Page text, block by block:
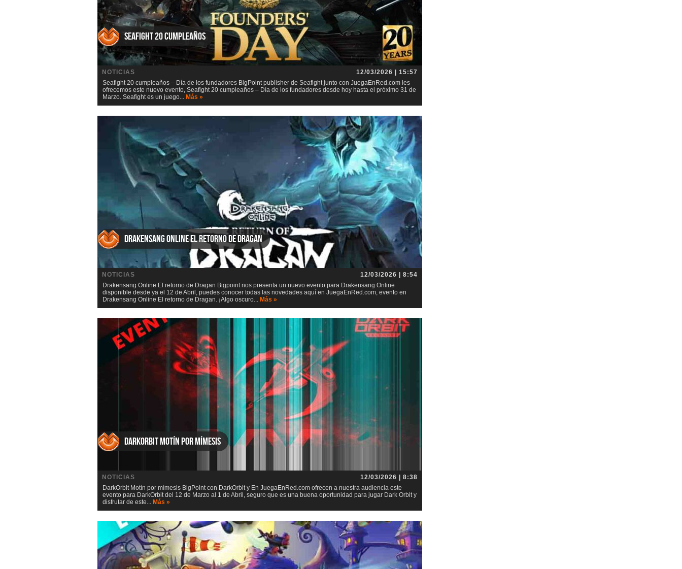
Seafight 20 cumpleaños
NOTICIAS
12/03/2026 | 15:57
Seafight 20 cumpleaños – Día de los fundadores BigPoint publisher de Seafight junto con JuegaEnRed.com les
ofrecemos este nuevo evento, Seafight 20 cumpleaños – Día de los fundadores desde hoy hasta el próximo 31 de
Marzo. Seafight es un juego... Más »
Drakensang Online El retorno de Dragan
NOTICIAS
12/03/2026 | 8:54
Drakensang Online El retorno de Dragan Bigpoint nos presenta un nuevo evento para Drakensang Online
disponible desde ya el 12 de Abril, puedes conocer todas las novedades aquí en JuegaEnRed.com, evento en
Drakensang Online El retorno de Dragan. ¡Algo oscuro... Más »
DarkOrbit Motín por mímesis
NOTICIAS
12/03/2026 | 8:38
DarkOrbit Motín por mímesis BigPoint con DarkOrbit y En JuegaEnRed.com ofrecen a nuestra audiencia este
evento para DarkOrbit del 12 de Marzo al 1 de Abril, seguro que es una buena oportunidad para jugar Dark Orbit y
disfrutar de este... Más »